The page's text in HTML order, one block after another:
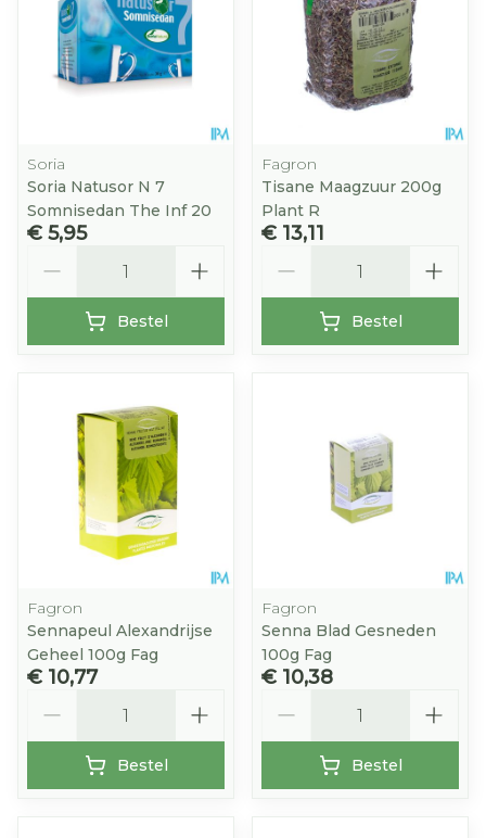
Soria
Soria Natusor N 7
Somnisedan The Inf 20
€ 5,95
Bestel
Fagron
Tisane Maagzuur 200g
Plant R
€ 13,11
Bestel
Fagron
Sennapeul Alexandrijse
Geheel 100g Fag
€ 10,77
Bestel
Fagron
Senna Blad Gesneden
100g Fag
€ 10,38
Bestel